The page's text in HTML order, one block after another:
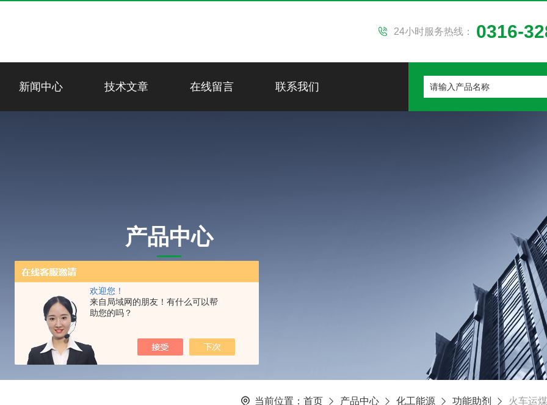
欢迎您！
来自局域网的朋友！有什么可以帮
助您的吗？
24小时服务热线： 0316-
新闻中心 技术文章 在线留言 联系我们
产品中心
当前位置： 首页 产品中心 化工能源 功能助剂 火车运